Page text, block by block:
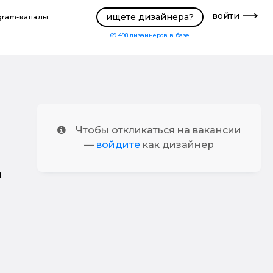
каналы ищете дизайнера?
69 498 дизайнеров в базе
войти
Чтобы откликаться на вакансии
— войдите как дизайнер